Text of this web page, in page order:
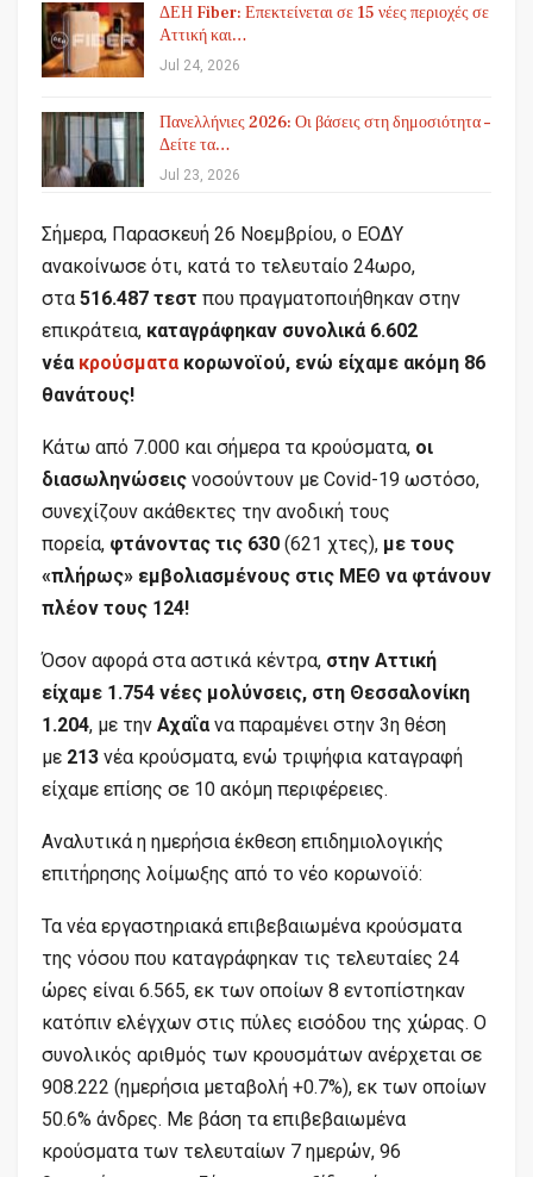
ΔΕΗ Fiber: Επεκτείνεται σε 15 νέες περιοχές σε
Αττική και…
Jul 24, 2026
Πανελλήνιες 2026: Οι βάσεις στη δημοσιότητα –
Δείτε τα…
Jul 23, 2026
Σήμερα, Παρασκευή 26 Νοεμβρίου, ο ΕΟΔΥ
ανακοίνωσε ότι, κατά το τελευταίο 24ωρο,
στα 516.487 τεστ που πραγματοποιήθηκαν στην
επικράτεια, καταγράφηκαν συνολικά 6.602
νέα κρούσματακορωνοϊού, ενώ είχαμε ακόμη 86
θανάτους!
Κάτω από 7.000 και σήμερα τα κρούσματα, οι
διασωληνώσεις νοσούντουν με Covid-19 ωστόσο,
συνεχίζουν ακάθεκτες την ανοδική τους
πορεία, φτάνοντας τις 630 (621 χτες), με τους
«πλήρως» εμβολιασμένους στις ΜΕΘ να φτάνουν
πλέον τους 124!
Όσον αφορά στα αστικά κέντρα, στην Αττική
είχαμε 1.754 νέες μολύνσεις, στη Θεσσαλονίκη
1.204, με την Αχαΐανα παραμένει στην 3η θέση
με 213 νέα κρούσματα, ενώ τριψήφια καταγραφή
είχαμε επίσης σε 10 ακόμη περιφέρειες.
Αναλυτικά η ημερήσια έκθεση επιδημιολογικής
επιτήρησης λοίμωξης από το νέο κορωνοϊό:
Τα νέα εργαστηριακά επιβεβαιωμένα κρούσματα
της νόσου που καταγράφηκαν τις τελευταίες 24
ώρες είναι 6.565, εκ των οποίων 8 εντοπίστηκαν
κατόπιν ελέγχων στις πύλες εισόδου της χώρας. Ο
συνολικός αριθμός των κρουσμάτων ανέρχεται σε
908.222 (ημερήσια μεταβολή +0.7%), εκ των οποίων
50.6% άνδρες. Με βάση τα επιβεβαιωμένα
κρούσματα των τελευταίων 7 ημερών, 96